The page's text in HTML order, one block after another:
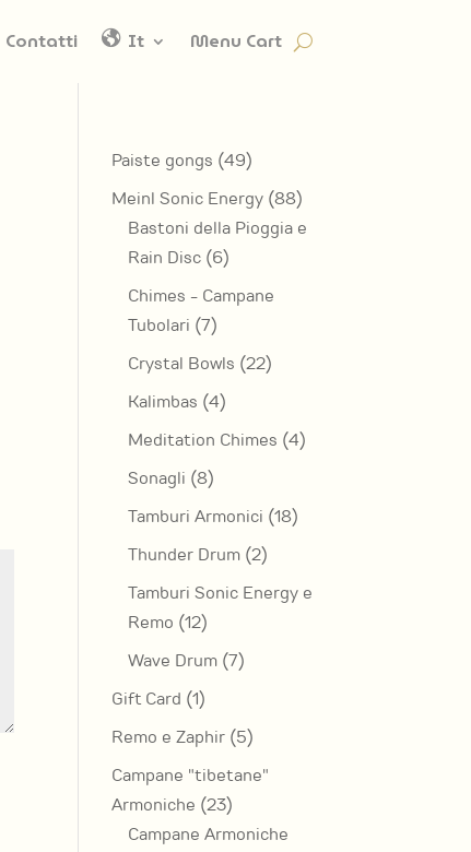
Contatti It Menu Cart
Paiste gongs 4949
prodotti
Meinl Sonic Energy 8888
prodotti
Bastoni della Pioggia e
Rain Disc 66
Chimes - Campane
Tubolari 77
prodotti
Crystal Bowls 2222
Kalimbas 44
prodotti
Meditation Chimes 44
Sonagli 88
prodotti
Tamburi Armonici 1818
Thunder Drum 22
Tamburi Sonic Energy e
Remo 1212
prodotti
Wave Drum 77
Gift Card 11
prodotto
Remo e Zaphir 55
prodotti
Campane "tibetane"
Armoniche 2323
prodotti
Campane Armoniche